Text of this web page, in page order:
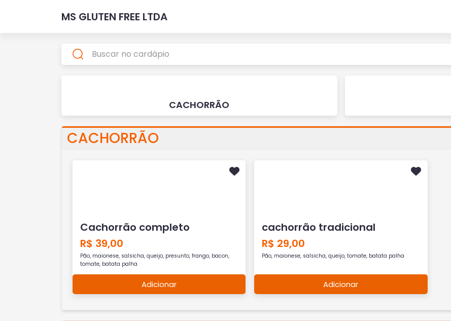
MS GLUTEN FREE LTDA
CACHORRÃO
CACHORRÃO
Cachorrão completo
R$ 39,00
Pão, maionese, salsicha, queijo, presunto, frango, bacon,
tomate, batata palha
Adicionar
cachorrão tradicional
R$ 29,00
Pão, maionese, salsicha, queijo, tomate, batata palha
Adicionar